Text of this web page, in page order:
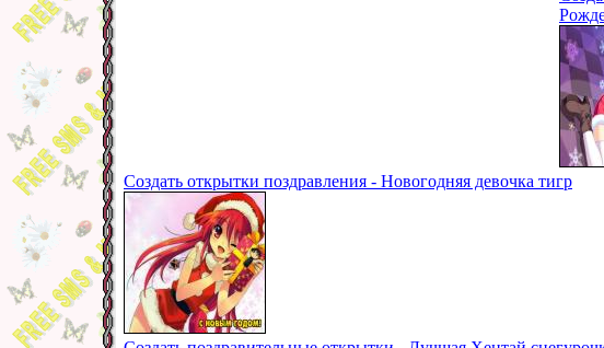
Создать открытки поздравления - Новогодняя девочка тигр